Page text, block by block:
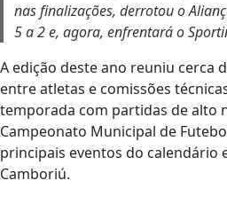
nas finalizações, derrotou o
5 a 2 e, agora, enfrentará o
A edição deste ano reuniu cerca
entre atletas e comissões
temporada com partidas de alto
Campeonato Municipal de
principais eventos do calendário
Camboriú.